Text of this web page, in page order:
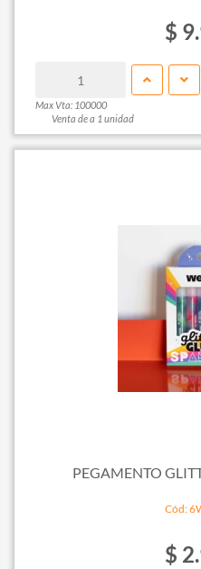
$
Max Vta: 100000
Venta de a 1 unidad
PEGAMENTO
Cód:
$